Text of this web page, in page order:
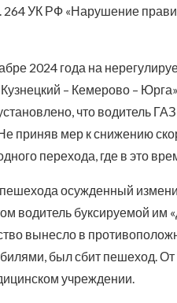
264 УК РФ «Нарушение
2024 года на
– Кемерово –
что водитель
приняв мер к снижению
перехода, где в это
осужденный
водитель буксируемой им
вынесло в
был сбит пешеход.
учреждении.